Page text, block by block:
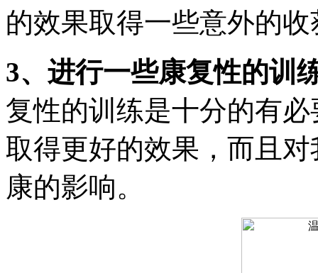
的效果取得一些意外的收
3、进行一些康复性的训
复性的训练是十分的有
取得更好的效果，而且
康的影响。